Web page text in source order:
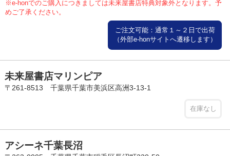
※e-honでのご購入につきましては未来屋書店特典対象外となります。予
めご了承ください。
ご注文可能：通常１～２日で出荷
（外部e-honサイトへ遷移します）
未来屋書店マリンピア
〒261-8513 千葉県千葉市美浜区高洲3-13-1
在庫なし
アシーネ千葉長沼